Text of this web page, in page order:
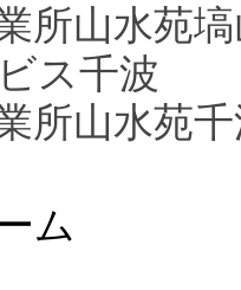
所山水苑
ス千波
所山水苑
ム